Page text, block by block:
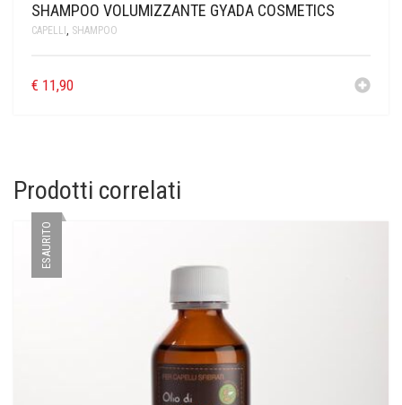
SHAMPOO VOLUMIZZANTE GYADA COSMETICS
CAPELLI , SHAMPOO
€ 11,90
Prodotti correlati
ESAURITO